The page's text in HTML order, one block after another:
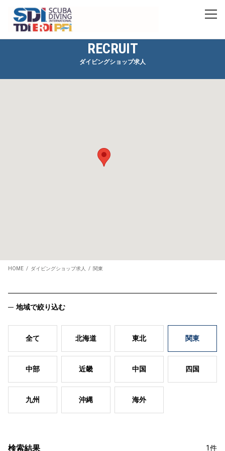
RECRUIT
ダイビングショップ求人
HOME ダイビングショップ求人 関東
地域で絞り込む
全て 北海道 東北 関東
中部 近畿 中国 四国
九州 沖縄 海外
検索結果 1件